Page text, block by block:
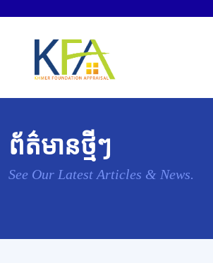
ព័ត៌មានថ្មីៗ
See Our Latest Articles & News.